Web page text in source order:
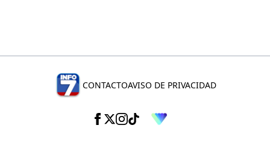
CONTACTOAVISO DE PRIVACIDAD